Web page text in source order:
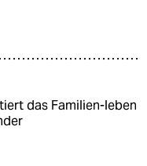
das Familien-leben